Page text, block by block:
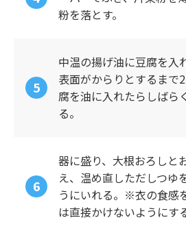
粉を落とす。
中温の揚げ油に豆腐を入
表面がからりとするま
腐を油に入れたらしばら
る。
器に盛り、大根おろしと
え、温め直しただしつゆ
うにいれる。※衣の食感
は直接かけないようにす